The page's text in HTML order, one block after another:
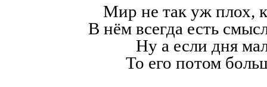
Мир не так уж плох,
В нём всегда есть
Ну а если дня
То его потом